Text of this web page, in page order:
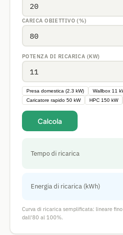
CARICA OBIETTIVO (%)
POTENZA DI RICARICA (KW)
Presa domestica (2.3 kW) Wallbox 11
Caricatore rapido 50 kW
HPC 150 kW
Calcola
Tempo di ricarica
Energia di ricarica (kWh)
Curva di ricarica semplificata: lineare
dall'80 al 100%.